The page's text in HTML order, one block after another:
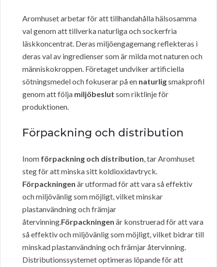
Aromhuset arbetar för att tillhandahålla hälsosamma
val genom att tillverka naturliga och sockerfria
läskkoncentrat. Deras miljöengagemang reflekteras i
deras val av ingredienser som är milda mot naturen och
människokroppen. Företaget undviker artificiella
sötningsmedel och fokuserar på en naturligsmakprofil
genom att följa miljöbeslut som riktlinje för
produktionen.
Förpackning och distribution
Inom förpackning och distribution, tar Aromhuset
steg för att minska sitt koldioxidavtryck.
Förpackningen är utformad för att vara så effektiv
och miljövänlig som möjligt, vilket minskar
plastanvändning och främjar
återvinning.Förpackningen är konstruerad för att vara
så effektiv och miljövänlig som möjligt, vilket bidrar till
minskad plastanvändning och främjar återvinning.
Distributionssystemet optimeras löpande för att